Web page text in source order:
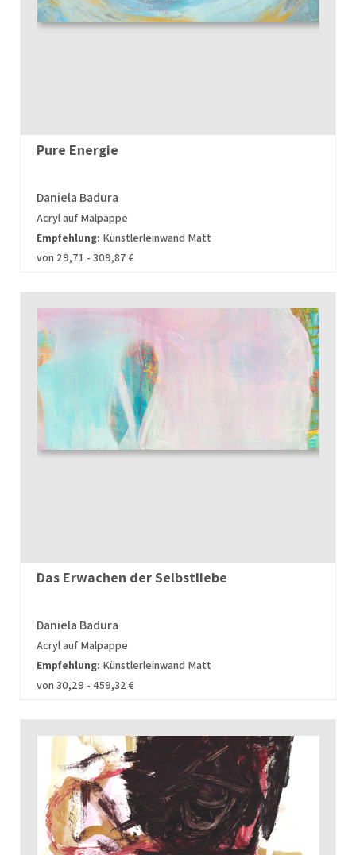
Pure Energie
Daniela Badura
Acryl auf Malpappe
Empfehlung: Künstlerleinwand Matt
von 29,71 - 309,87 €
Das Erwachen der Selbstliebe
Daniela Badura
Acryl auf Malpappe
Empfehlung: Künstlerleinwand Matt
von 30,29 - 459,32 €